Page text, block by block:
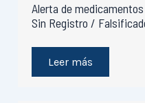
Alerta de
Sin Registro /
Leer más